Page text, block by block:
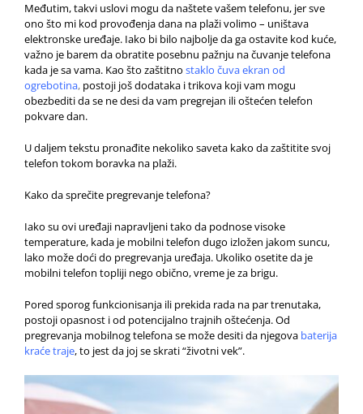
Međutim, takvi uslovi mogu da naštete vašem telefonu, jer sve
ono što mi kod provođenja dana na plaži volimo – uništava
elektronske uređaje. Iako bi bilo najbolje da ga ostavite kod kuće,
važno je barem da obratite posebnu pažnju na čuvanje telefona
kada je sa vama. Kao što zaštitno staklo čuva ekran od
ogrebotina, postoji još dodataka i trikova koji vam mogu
obezbediti da se ne desi da vam pregrejan ili oštećen telefon
pokvare dan.
U daljem tekstu pronađite nekoliko saveta kako da zaštitite svoj
telefon tokom boravka na plaži.
Kako da sprečite pregrevanje telefona?
Iako su ovi uređaji napravljeni tako da podnose visoke
temperature, kada je mobilni telefon dugo izložen jakom suncu,
lako može doći do pregrevanja uređaja. Ukoliko osetite da je
mobilni telefon topliji nego obično, vreme je za brigu.
Pored sporog funkcionisanja ili prekida rada na par trenutaka,
postoji opasnost i od potencijalno trajnih oštećenja. Od
pregrevanja mobilnog telefona se može desiti da njegova baterija
kraće traje, to jest da joj se skrati “životni vek”.